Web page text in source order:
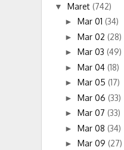
▼ Maret (742)
► Mar 01 (34)
► Mar 02 (28)
► Mar 03 (49)
► Mar 04 (18)
► Mar 05 (17)
► Mar 06 (33)
► Mar 07 (33)
► Mar 08 (34)
► Mar 09 (27)